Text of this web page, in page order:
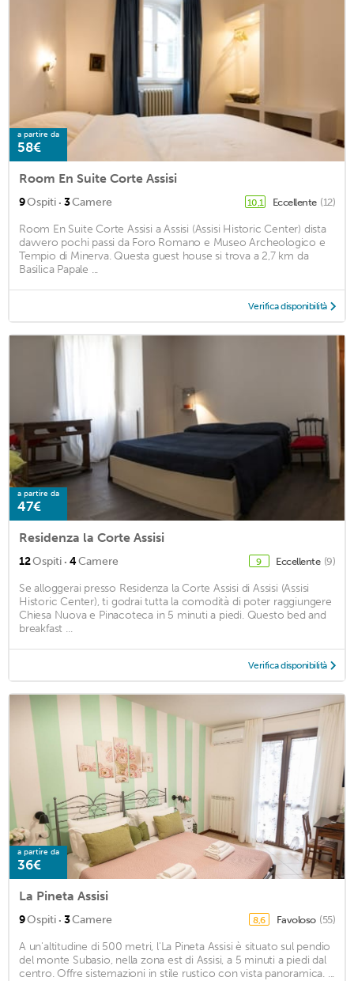
a partire da
58€
Room En Suite Corte Assisi
9Ospiti · 3Camere 10,1 Eccellente (12)
Room En Suite Corte Assisi a Assisi (Assisi Historic Center) dista
davvero pochi passi da Foro Romano e Museo Archeologico e
Tempio di Minerva. Questa guest house si trova a 2,7 km da
Basilica Papale ...
Verifica disponibilità
a partire da
47€
Residenza la Corte Assisi
12Ospiti · 4Camere 9 Eccellente (9)
Se alloggerai presso Residenza la Corte Assisi di Assisi (Assisi
Historic Center), ti godrai tutta la comodità di poter raggiungere
Chiesa Nuova e Pinacoteca in 5 minuti a piedi. Questo bed and
breakfast ...
Verifica disponibilità
a partire da
36€
La Pineta Assisi
9Ospiti · 3Camere 8,6 Favoloso (55)
A un'altitudine di 500 metri, l'La Pineta Assisi è situato sul pendio
del monte Subasio, nella zona est di Assisi, a 5 minuti a piedi dal
centro. Offre sistemazioni in stile rustico con vista panoramica. ...